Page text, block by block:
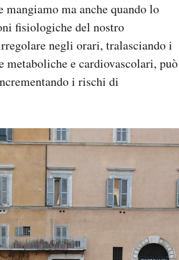
ma anche quando lo
fisiologiche del nostro
negli orari, tralasciando i
e cardiovascolari, può
i rischi di